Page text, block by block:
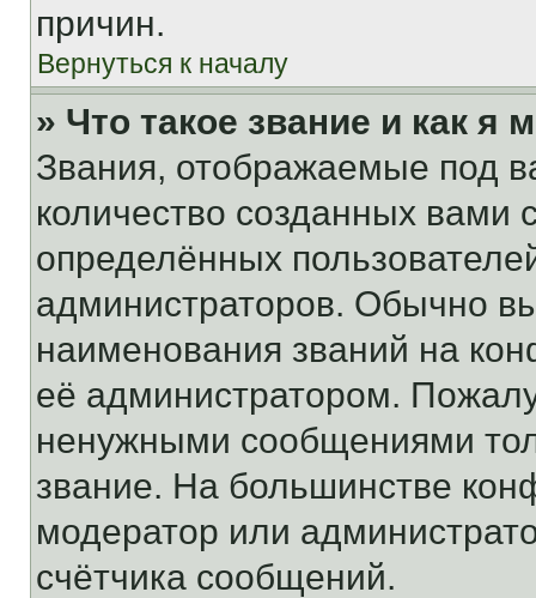
причин.
Вернуться к началу
» Что такое звание и как я
Звания, отображаемые под
количество созданных
определённых
администраторов. Обычно
наименования званий на
её администратором.
ненужными сообщениями
звание. На большинстве
модератор или
счётчика сообщений.